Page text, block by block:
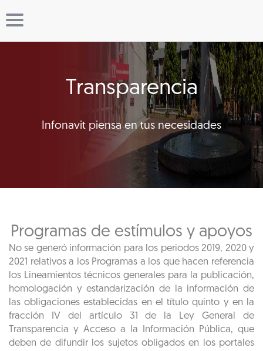
Transparencia
Infonavit piensa en tus necesidades
Programas de estímulos y apoyos
No se generó información para los periodos 2019, 2020 y
2021 relativos a los Programas a los que hacen referencia
los Lineamientos técnicos generales para la publicación,
homologación y estandarización de la información de
las obligaciones establecidas en el título quinto y en la
fracción IV del artículo 31 de la Ley General de
Transparencia y Acceso a la Información Pública, que
deben de difundir los sujetos obligados en los portales